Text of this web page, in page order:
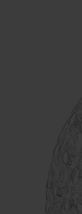
сообщений
на сбор,